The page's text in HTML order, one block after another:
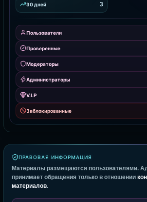
30 дней 3
Пользователи
Проверенные
Модераторы
Администраторы
V.I.P
Заблокированные
ПРАВОВАЯ ИНФОРМАЦИЯ
Материалы размещаются пользователями.
принимает обращения только в отношении
материалов.